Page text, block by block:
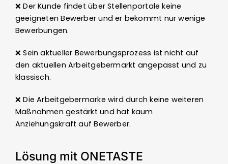
❌ Der Kunde findet über Stellenportale keine
geeigneten Bewerber und er bekommt nur wenige
Bewerbungen.
❌ Sein aktueller Bewerbungsprozess ist nicht auf
den aktuellen Arbeitgebermarkt angepasst und zu
klassisch.
❌ Die Arbeitgebermarke wird durch keine weiteren
Maßnahmen gestärkt und hat kaum
Anziehungskraft auf Bewerber.
Lösung mit ONETASTE